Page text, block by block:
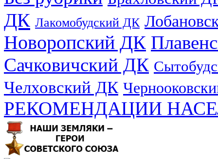
ДК Лакомобудский ДК
Новоропский ДК
Сачковичский ДК
Челховский ДК
РЕКОМЕНДАЦИИ